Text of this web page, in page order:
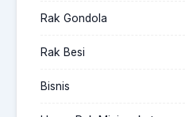
Rak Gondola
Rak Besi
Bisnis